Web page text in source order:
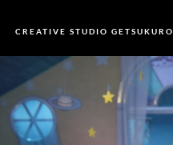
CREATIVE STUDIO GETSUKURO